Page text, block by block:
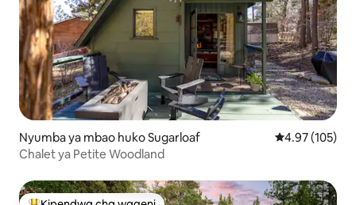
Nyumba ya mbao huko Sugarloaf Ukadiriaji wa
4.97 (105)
Chalet ya Petite Woodland